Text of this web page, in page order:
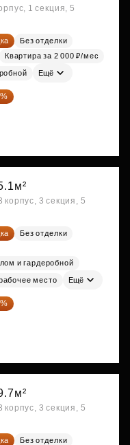
1 секция, 5
Без отделки
Квартира за 2 000 ₽/мес
Ещё
3 секция, 5
Без отделки
и гардеробной
место Ещё
3 секция, 5
Без отделки